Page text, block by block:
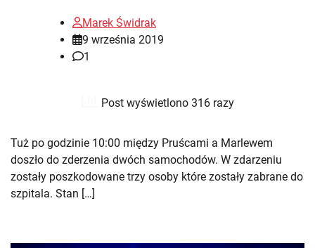
Marek Świdrak
9 września 2019
1
Post wyświetlono 316 razy
Tuż po godzinie 10:00 między Pruścami a Marlewem
doszło do zderzenia dwóch samochodów. W zdarzeniu
zostały poszkodowane trzy osoby które zostały zabrane do
szpitala. Stan […]